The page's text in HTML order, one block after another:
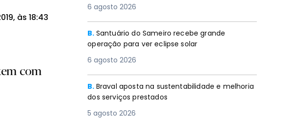
às 18:43
com
6 agosto 2026
B. Santuário do Sameiro recebe grande
operação para ver eclipse solar
6 agosto 2026
B. Braval aposta na sustentabilidade e melhoria
dos serviços prestados
5 agosto 2026